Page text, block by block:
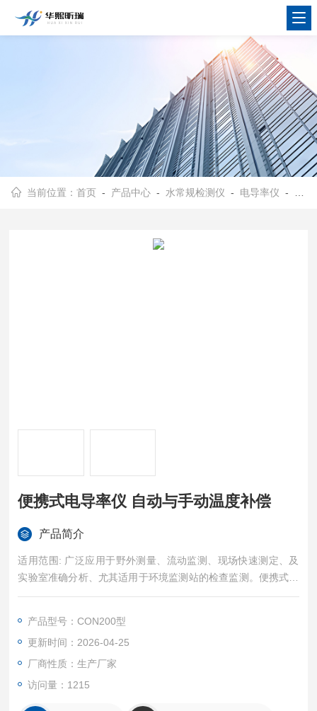
当前位置：首页 - 产品中心 - 水常规检测仪 - 电导率仪 - CON200型便携式电导率仪 自动与手动温度补偿
便携式电导率仪 自动与手动温度补偿
产品简介
适用范围: 广泛应用于野外测量、流动监测、现场快速测定、及
实验室准确分析、尤其适用于环境监测站的检查监测。便携式电
导率仪 自动与手动温度补偿
产品型号：CON200型
更新时间：2026-04-25
厂商性质：生产厂家
访问量：1215